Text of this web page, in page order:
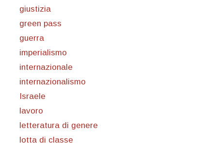
giustizia
green pass
guerra
imperialismo
internazionale
internazionalismo
Israele
lavoro
letteratura di genere
lotta di classe